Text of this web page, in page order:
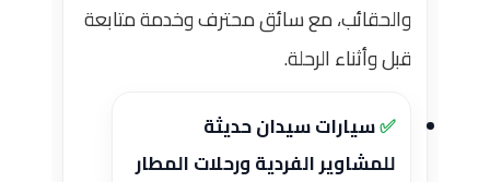
والحقائب، مع سائق محترف وخدمة متابعة
قبل وأثناء الرحلة.
سيارات سيدان حديثة
للمشاوير الفردية ورحلات المطار